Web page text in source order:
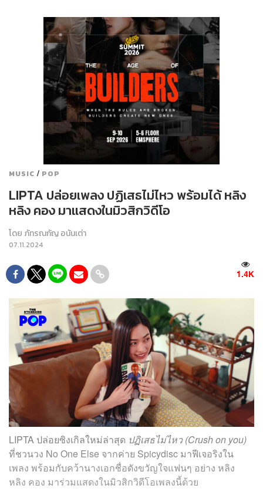
MUSIC / POP
LIPTA ปล่อยเพลง ปฏิเสธไม่ไหว พร้อมได้ หลิง
หลิง คอง มาแสดงในมิวสิกวิดีโอ
โดย ภัทรณกัญ อนันเต่า
07.11.2024
1.4K
LIPTA ปล่อยซิงเกิลใหม่ล่าสุด ปฏิเสธไม่ไหว (Crush on you)
ที่ชวนวง No One Else จากค่าย Spicydisc มาฟีเจอริงใน
เพลง พร้อมกับคว้านางเอกชื่อดังขวัญใจแฟนๆ อย่าง หลิง
หลิง คอง มาร่วมแสดงในมิวสิกวิดีโอเพลงนี้ด้วย